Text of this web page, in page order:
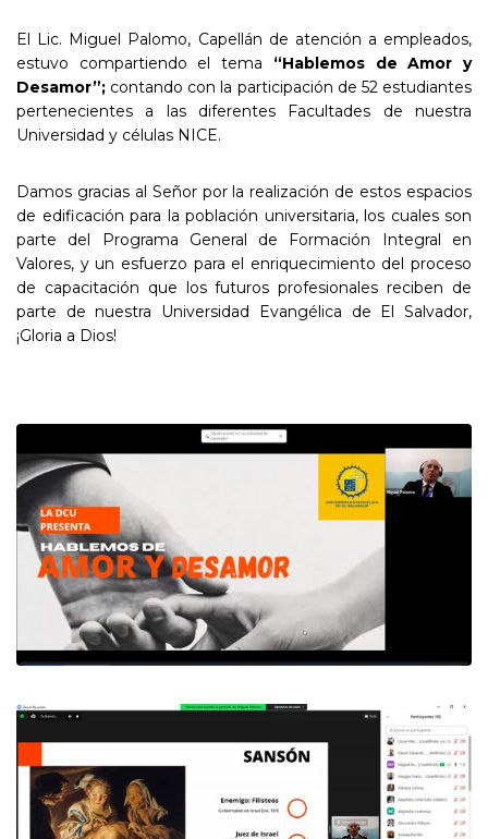
El Lic. Miguel Palomo, Capellán de atención a empleados,
estuvo compartiendo el tema “Hablemos de Amor y
Desamor”; contando con la participación de 52 estudiantes
pertenecientes a las diferentes Facultades de nuestra
Universidad y células NICE.
Damos gracias al Señor por la realización de estos espacios
de edificación para la población universitaria, los cuales son
parte del Programa General de Formación Integral en
Valores, y un esfuerzo para el enriquecimiento del proceso
de capacitación que los futuros profesionales reciben de
parte de nuestra Universidad Evangélica de El Salvador,
¡Gloria a Dios!